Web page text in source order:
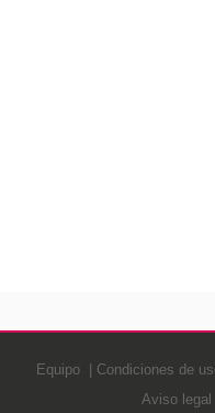
Equipo Condiciones de
Aviso legal